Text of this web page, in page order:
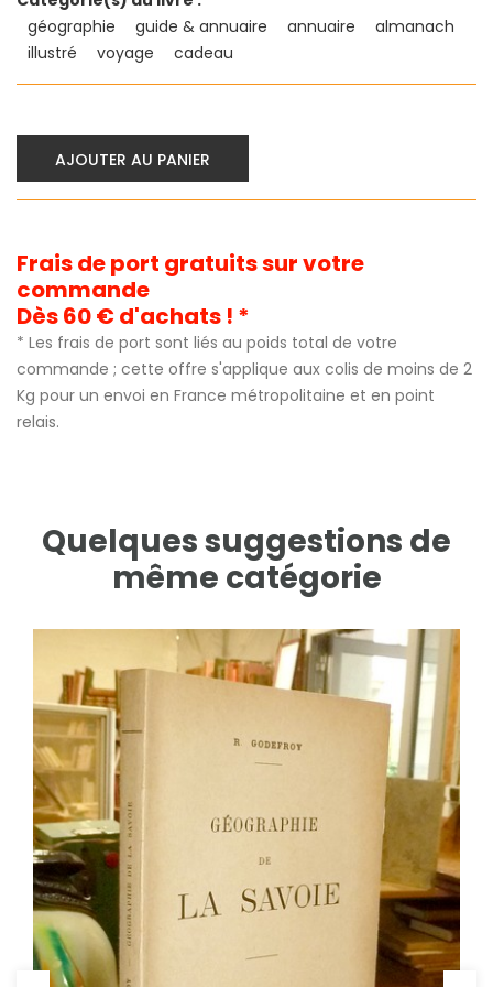
géographie
guide & annuaire annuaire
almanach
illustré
voyage cadeau
AJOUTER AU PANIER
Frais de port gratuits sur votre
commande
Dès 60 € d'achats ! *
* Les frais de port sont liés au poids total de votre
commande ; cette offre s'applique aux colis de moins de 2
Kg pour un envoi en France métropolitaine et en point
relais.
Quelques suggestions de
même catégorie